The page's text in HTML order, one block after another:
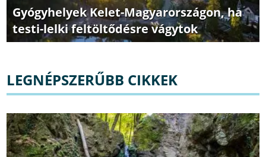
Gyógyhelyek Kelet-Magyarországon, ha
testi-lelki feltöltődésre vágytok
LEGNÉPSZERŰBB CIKKEK